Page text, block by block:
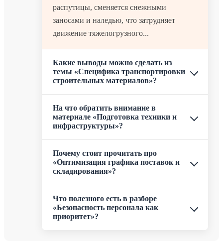
распутицы, сменяется снежными
заносами и наледью, что затрудняет
движение тяжелогрузного...
Какие выводы можно сделать из
темы «Специфика транспортировки
строительных материалов»?
На что обратить внимание в
материале «Подготовка техники и
инфраструктуры»?
Почему стоит прочитать про
«Оптимизация графика поставок и
складирования»?
Что полезного есть в разборе
«Безопасность персонала как
приоритет»?